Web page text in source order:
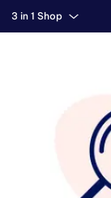
3 in 1 Shop